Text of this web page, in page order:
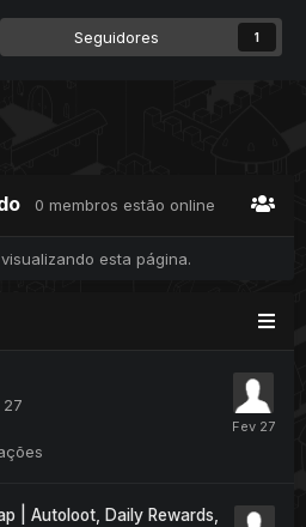
Seguidores 1
0 membros estão online
esta página.
27
| Autoloot, Daily Rewards,